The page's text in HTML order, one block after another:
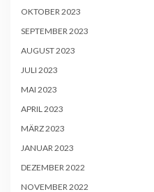
OKTOBER 2023
SEPTEMBER 2023
AUGUST 2023
JULI 2023
MAI 2023
APRIL 2023
MÄRZ 2023
JANUAR 2023
DEZEMBER 2022
NOVEMBER 2022